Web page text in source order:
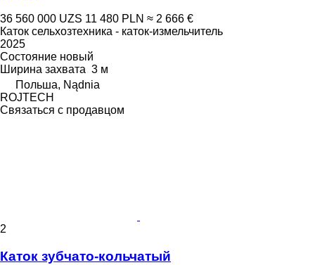
36 560 000 UZS 11 480 PLN ≈ 2 666 €
Каток сельхозтехника - каток-измельчитель
2025
Состояние новый
Ширина захвата 3 м
Польша, Nądnia
ROJTECH
Связаться с продавцом
2
Каток зубчато-кольчатый